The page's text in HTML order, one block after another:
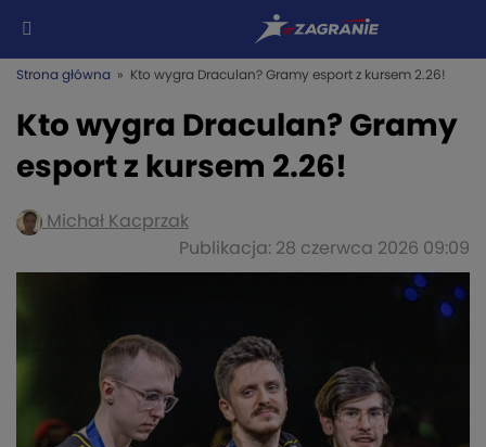
Strona główna » Kto wygra Draculan? Gramy esport z kursem 2.26!
Kto wygra Draculan? Gramy
esport z kursem 2.26!
Michał Kacprzak
Publikacja: 28 czerwca 2026 09:09